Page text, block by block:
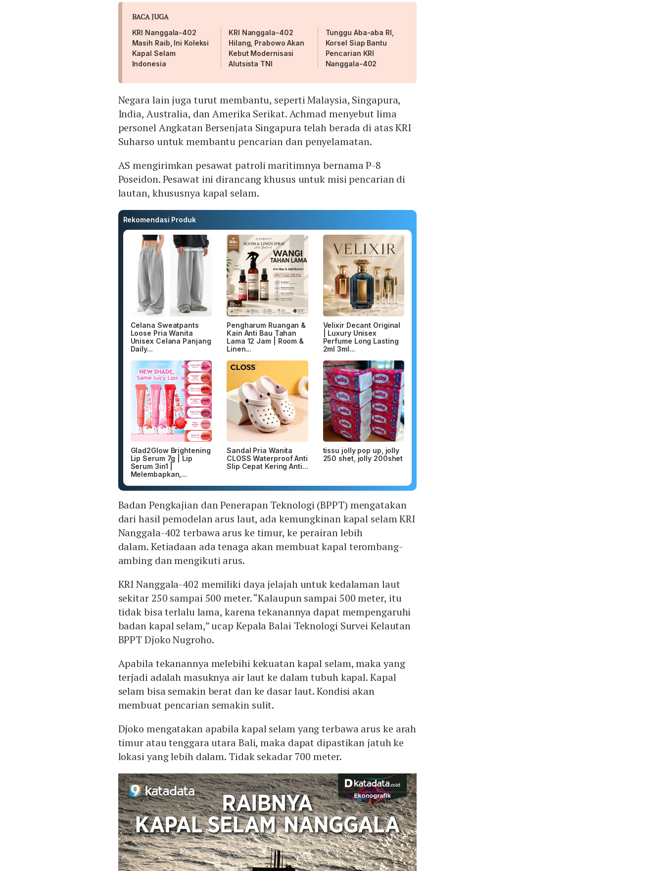
BACA JUGA
KRI Nanggala-402
Masih Raib, Ini Koleksi
Kapal Selam
Indonesia
KRI Nanggala-402
Hilang, Prabowo Akan
Kebut Modernisasi
Alutsista TNI
Tunggu Aba-aba RI,
Korsel Siap Bantu
Pencarian KRI
Nanggala-402
Negara lain juga turut membantu, seperti Malaysia, Singapura,
India, Australia, dan Amerika Serikat. Achmad menyebut lima
personel Angkatan Bersenjata Singapura telah berada di atas KRI
Suharso untuk membantu pencarian dan penyelamatan.
AS mengirimkan pesawat patroli maritimnya bernama P-8
Poseidon. Pesawat ini dirancang khusus untuk misi pencarian di
lautan, khususnya kapal selam.
Rekomendasi Produk
Celana Sweatpants
Loose Pria Wanita
Unisex Celana Panjang
Daily...
Pengharum Ruangan &
Kain Anti Bau Tahan
Lama 12 Jam | Room &
Linen...
Velixir Decant Original
| Luxury Unisex
Perfume Long Lasting
2ml 3ml...
Glad2Glow Brightening
Lip Serum 7g | Lip
Serum 3in1 |
Melembapkan,...
Sandal Pria Wanita
CLOSS Waterproof Anti
Slip Cepat Kering Anti...
tissu jolly pop up, jolly
250 shet, jolly 200shet
Badan Pengkajian dan Penerapan Teknologi (BPPT) mengatakan
dari hasil pemodelan arus laut, ada kemungkinan kapal selam KRI
Nanggala-402 terbawa arus ke timur, ke perairan lebih
dalam. Ketiadaan ada tenaga akan membuat kapal terombang-
ambing dan mengikuti arus.
KRI Nanggala-402 memiliki daya jelajah untuk kedalaman laut
sekitar 250 sampai 500 meter. “Kalaupun sampai 500 meter, itu
tidak bisa terlalu lama, karena tekanannya dapat mempengaruhi
badan kapal selam,” ucap Kepala Balai Teknologi Survei Kelautan
BPPT Djoko Nugroho.
Apabila tekanannya melebihi kekuatan kapal selam, maka yang
terjadi adalah masuknya air laut ke dalam tubuh kapal. Kapal
selam bisa semakin berat dan ke dasar laut. Kondisi akan
membuat pencarian semakin sulit.
Djoko mengatakan apabila kapal selam yang terbawa arus ke arah
timur atau tenggara utara Bali, maka dapat dipastikan jatuh ke
lokasi yang lebih dalam. Tidak sekadar 700 meter.